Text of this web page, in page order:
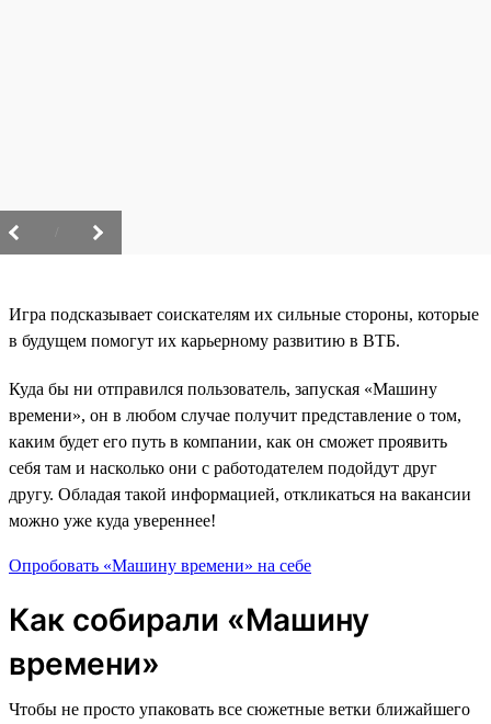
Игра подсказывает соискателям их сильные стороны, которые
в будущем помогут их карьерному развитию в ВТБ.
Куда бы ни отправился пользователь, запуская «Машину
времени», он в любом случае получит представление о том,
каким будет его путь в компании, как он сможет проявить
себя там и насколько они с работодателем подойдут друг
другу. Обладая такой информацией, откликаться на вакансии
можно уже куда увереннее!
Опробовать «Машину времени» на себе
Как собирали «Машину
времени»
Чтобы не просто упаковать все сюжетные ветки ближайшего